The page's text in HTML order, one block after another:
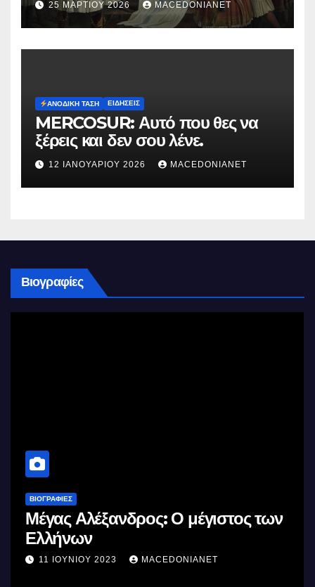
25 ΜΑΡΤΊΟΥ 2026 MACEDONIANET
ΑΝΟΔΙΚΉ ΤΆΣΗ ΕΙΔΉΣΕΙΣ
MERCOSUR: Αυτό που θες να
ξέρεις και δεν σου λένε.
12 ΙΑΝΟΥΑΡΊΟΥ 2026 MACEDONIANET
Βιογραφίες
ΒΙΟΓΡΑΦΊΕΣ
Μέγας Αλέξανδρος: Ο μέγιστος των
Ελλήνων
11 ΙΟΥΝΊΟΥ 2023 MACEDONIANET